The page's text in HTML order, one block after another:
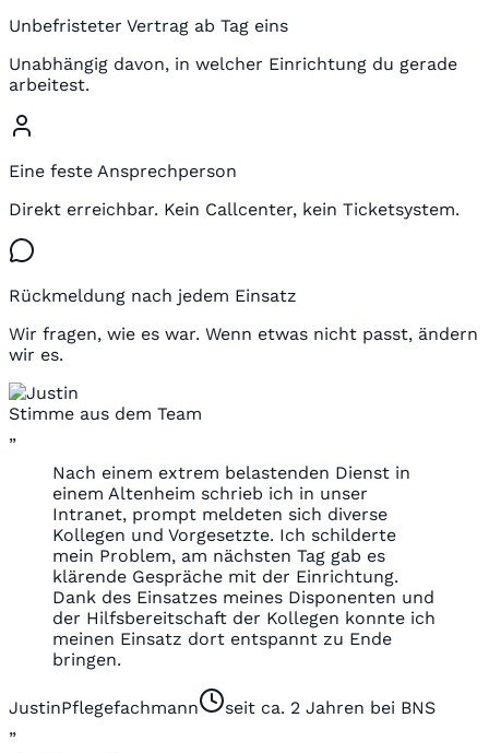
Unbefristeter Vertrag ab Tag eins
Unabhängig davon, in welcher Einrichtung du gerade
arbeitest.
Eine feste Ansprechperson
Direkt erreichbar. Kein Callcenter, kein Ticketsystem.
Rückmeldung nach jedem Einsatz
Wir fragen, wie es war. Wenn etwas nicht passt, ändern
wir es.
Stimme aus dem Team
„
Nach einem extrem belastenden Dienst in
einem Altenheim schrieb ich in unser
Intranet, prompt meldeten sich diverse
Kollegen und Vorgesetzte. Ich schilderte
mein Problem, am nächsten Tag gab es
klärende Gespräche mit der Einrichtung.
Dank des Einsatzes meines Disponenten und
der Hilfsbereitschaft der Kollegen konnte ich
meinen Einsatz dort entspannt zu Ende
bringen.
JustinPflegefachmann
seit ca. 2 Jahren bei BNS
„